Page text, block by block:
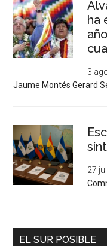
ha
3
Jaume Montés Gerard
27
EL SUR POSIBLE